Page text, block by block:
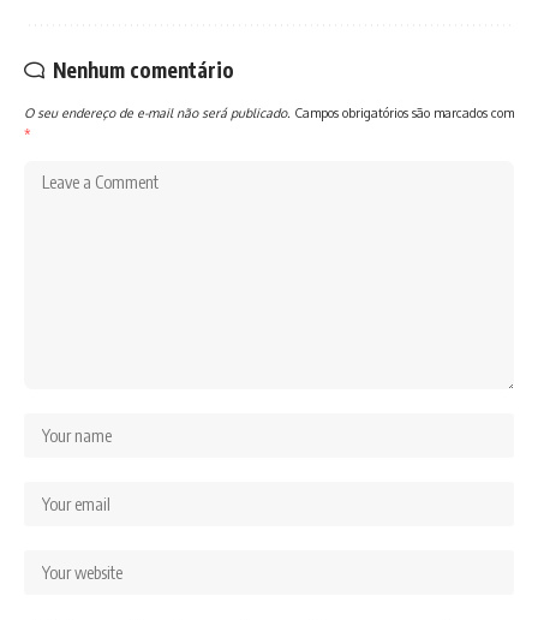
Nenhum comentário
O seu endereço de e-mail não será publicado. Campos obrigatórios são marcados com
*